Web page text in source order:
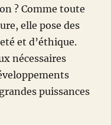
? Comme toute
elle pose des
et d’éthique.
nécessaires
puissances